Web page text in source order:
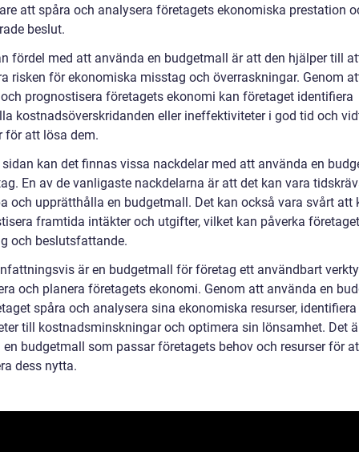
att spåra och analysera företagets ekonomiska prestation
beslut.
fördel med att använda en budgetmall är att den hjälper till
risken för ekonomiska misstag och överraskningar. Genom
prognostisera företagets ekonomi kan företaget identifiera
kostnadsöverskridanden eller ineffektiviteter i god tid och
för att lösa dem.
sidan kan det finnas vissa nackdelar med att använda en
En av de vanligaste nackdelarna är att det kan vara
och upprätthålla en budgetmall. Det kan också vara svårt att
framtida intäkter och utgifter, vilket kan påverka
och beslutsfattande.
är en budgetmall för företag ett användbart
och planera företagets ekonomi. Genom att använda en
spåra och analysera sina ekonomiska resurser, identifiera
till kostnadsminskningar och optimera sin lönsamhet. Det
budgetmall som passar företagets behov och resurser för
dess nytta.